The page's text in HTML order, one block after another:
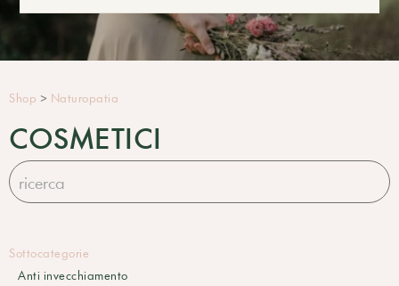
Shop > Naturopatia
COSMETICI
Sottocategorie
Anti invecchiamento